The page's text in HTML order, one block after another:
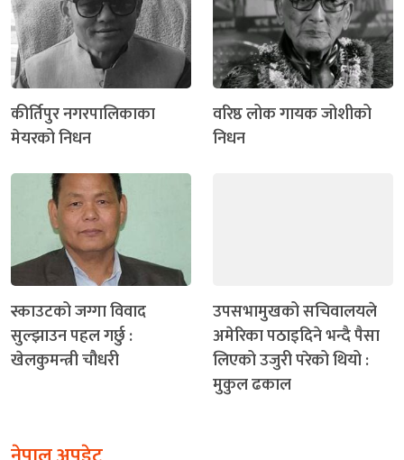
कीर्तिपुर नगरपालिकाका
मेयरको निधन
वरिष्ठ लोक गायक जोशीको
निधन
स्काउटको जग्गा विवाद
सुल्झाउन पहल गर्छु :
खेलकुमन्त्री चौधरी
उपसभामुखको सचिवालयले
अमेरिका पठाइदिने भन्दै पैसा
लिएको उजुरी परेको थियो :
मुकुल ढकाल